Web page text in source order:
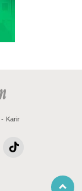
Karir